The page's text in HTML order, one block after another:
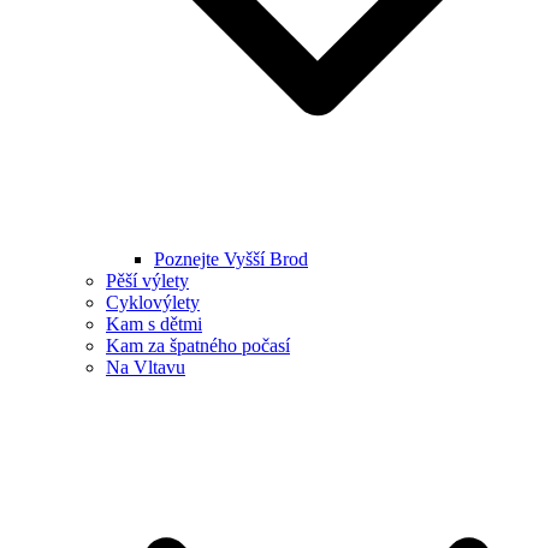
Poznejte Vyšší Brod
Pěší výlety
Cyklovýlety
Kam s dětmi
Kam za špatného počasí
Na Vltavu